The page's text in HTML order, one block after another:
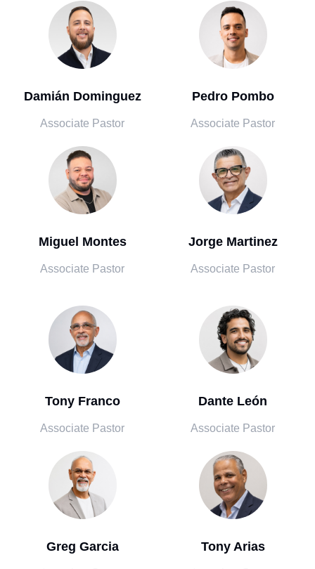
Damián Dominguez
Associate Pastor
Pedro Pombo
Associate Pastor
Miguel Montes
Associate Pastor
Jorge Martinez
Associate Pastor
Tony Franco
Associate Pastor
Dante León
Associate Pastor
Greg Garcia Tony Arias